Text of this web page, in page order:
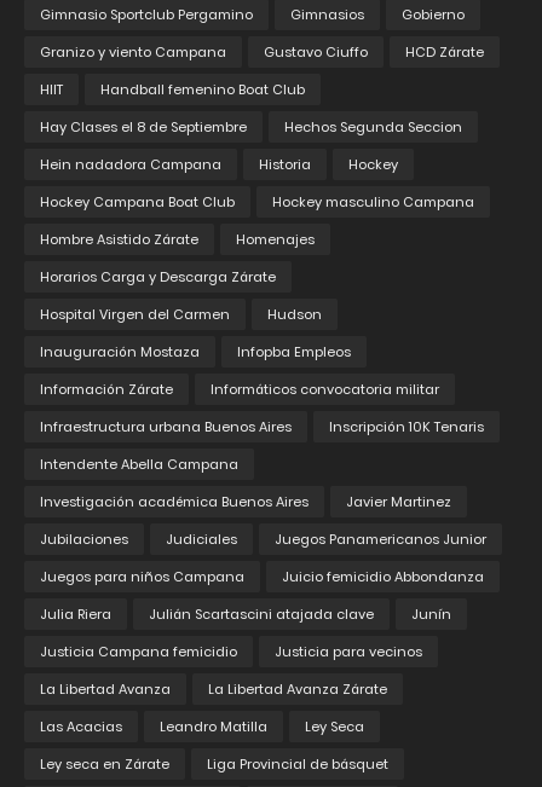
Gimnasio Sportclub Pergamino
Gimnasios
Gobierno
Granizo y viento Campana
Gustavo Ciuffo
HCD Zárate
HIIT
Handball femenino Boat Club
Hay Clases el 8 de Septiembre
Hechos Segunda Seccion
Hein nadadora Campana
Historia
Hockey
Hockey Campana Boat Club
Hockey masculino Campana
Hombre Asistido Zárate
Homenajes
Horarios Carga y Descarga Zárate
Hospital Virgen del Carmen
Hudson
Inauguración Mostaza
Infopba Empleos
Información Zárate
Informáticos convocatoria militar
Infraestructura urbana Buenos Aires
Inscripción 10K Tenaris
Intendente Abella Campana
Investigación académica Buenos Aires
Javier Martinez
Jubilaciones
Judiciales
Juegos Panamericanos Junior
Juegos para niños Campana
Juicio femicidio Abbondanza
Julia Riera
Julián Scartascini atajada clave
Junín
Justicia Campana femicidio
Justicia para vecinos
La Libertad Avanza
La Libertad Avanza Zárate
Las Acacias
Leandro Matilla
Ley Seca
Ley seca en Zárate
Liga Provincial de básquet